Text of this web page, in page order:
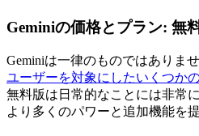
Geminiの価格とプラン: 無
Geminiは一律のものではありませ
ユーザーを対象にしたいくつか
無料版は日常的なことには非常
より多くのパワーと追加機能を